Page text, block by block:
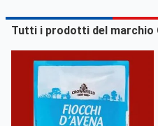
Tutti i prodotti del marchio